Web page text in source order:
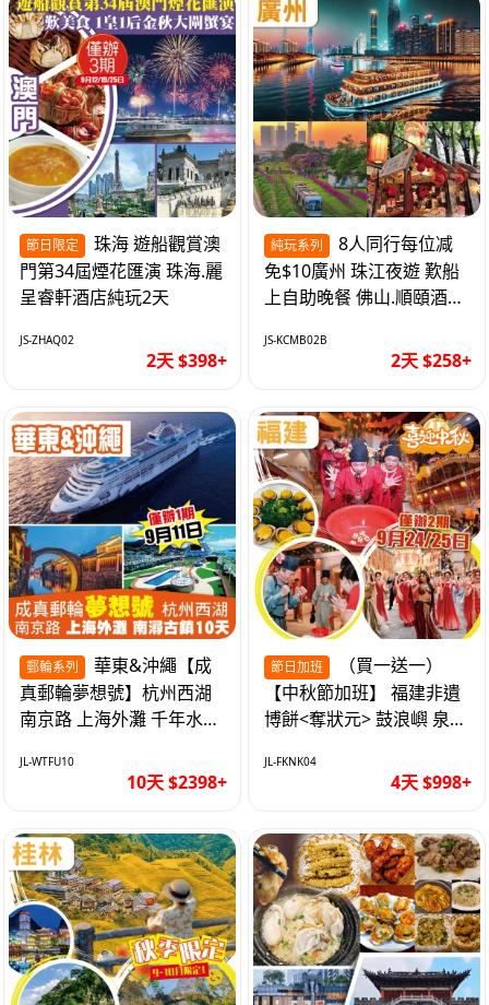
節日限定
門第34屆煙花匯演 珠海.麗
呈睿軒酒店純玩2天
JS-ZHAQ02
2天 $398+
純玩系列
免$10廣州 珠江夜遊 歎船
上自助晚餐 佛山.順頤酒店
JS-KCMB02B
2天 $258+
郵輪系列
真郵輪夢想號】杭州西湖
南京路 上海外灘 千年水鄉
自費10天
JL-WTFU10
10天 $2398+
節日加班
【中秋節加班】 福建非遺
博餅<奪狀元> 鼓浪嶼 泉州
車超值4天
JL-FKNK04
4天 $998+